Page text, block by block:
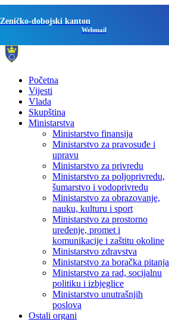
Zeničko-dobojski kanton
Webmail
Početna
Vijesti
Vlada
Skupština
Ministarstva
Ministarstvo finansija
Ministarstvo za pravosuđe i
upravu
Ministarstvo za privredu
Ministarstvo za poljoprivredu,
šumarstvo i vodoprivredu
Ministarstvo za obrazovanje,
nauku, kulturu i sport
Ministarstvo za prostorno
uređenje, promet i
komunikacije i zaštitu okoline
Ministarstvo zdravstva
Ministarstvo za boračka pitanja
Ministarstvo za rad, socijalnu
politiku i izbjeglice
Ministarstvo unutrašnjih
poslova
Ostali organi